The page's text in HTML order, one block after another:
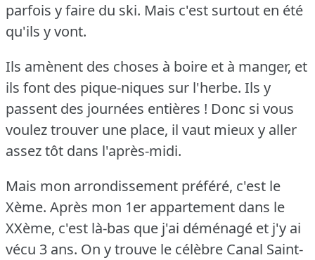
parfois y faire du ski. Mais c'est surtout en été
qu'ils y vont.
Ils amènent des choses à boire et à manger, et
ils font des pique-niques sur l'herbe. Ils y
passent des journées entières ! Donc si vous
voulez trouver une place, il vaut mieux y aller
assez tôt dans l'après-midi.
Mais mon arrondissement préféré, c'est le
Xème. Après mon 1er appartement dans le
XXème, c'est là-bas que j'ai déménagé et j'y ai
vécu 3 ans. On y trouve le célèbre Canal Saint-